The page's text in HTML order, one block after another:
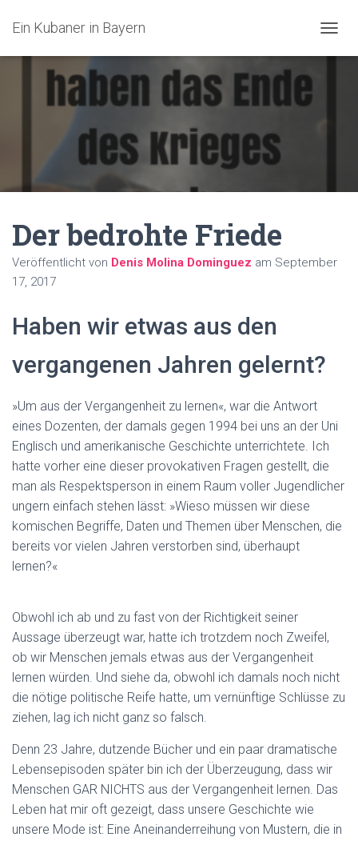
Ein Kubaner in Bayern
A
U
A
Der bedrohte Friede
Veröffentlicht von Denis Molina Dominguez am September
17, 2017
Haben wir etwas aus den
vergangenen Jahren gelernt?
»Um aus der Vergangenheit zu lernen«, war die Antwort
eines Dozenten, der damals gegen 1994 bei uns an der Uni
Englisch und amerikanische Geschichte unterrichtete. Ich
hatte vorher eine dieser provokativen Fragen gestellt, die
man als Respektsperson in einem Raum voller Jugendlicher
ungern einfach stehen lässt: »Wieso müssen wir diese
komischen Begriffe, Daten und Themen über Menschen, die
bereits vor vielen Jahren verstorben sind, überhaupt
lernen?«
Obwohl ich ab und zu fast von der Richtigkeit seiner
Aussage überzeugt war, hatte ich trotzdem noch Zweifel,
ob wir Menschen jemals etwas aus der Vergangenheit
lernen würden. Und siehe da, obwohl ich damals noch nicht
die nötige politische Reife hatte, um vernünftige Schlüsse zu
ziehen, lag ich nicht ganz so falsch.
Denn 23 Jahre, dutzende Bücher und ein paar dramatische
Lebensepisoden später bin ich der Überzeugung, dass wir
Menschen GAR NICHTS aus der Vergangenheit lernen. Das
Leben hat mir oft gezeigt, dass unsere Geschichte wie
unsere Mode ist: Eine Aneinanderreihung von Mustern, die in